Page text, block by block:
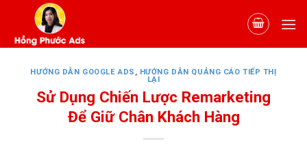
content
HƯỚNG DẪN GOOGLE ADS , HƯỚNG DẪN QUẢNG CÁO TIẾP THỊ
LẠI
Sử Dụng Chiến Lược Remarketing
Để Giữ Chân Khách Hàng